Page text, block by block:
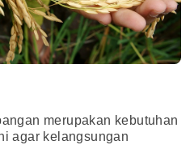
merupakan kebutuhan
agar kelangsungan